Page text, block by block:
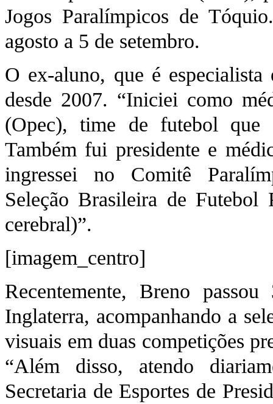
Jogos Paralímpicos de
agosto a 5 de setembro.
O ex-aluno, que é
desde 2007. “Iniciei como
(Opec), time de futebol que
Também fui presidente e
ingressei no Comitê
Seleção Brasileira de Futebol
cerebral)”.
[imagem_centro]
Recentemente, Breno
Inglaterra, acompanhando a
visuais em duas competições
“Além disso, atendo
Secretaria de Esportes de